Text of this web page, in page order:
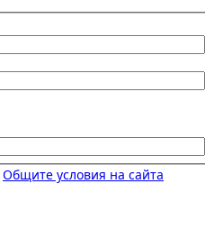
Общите условия на сайта